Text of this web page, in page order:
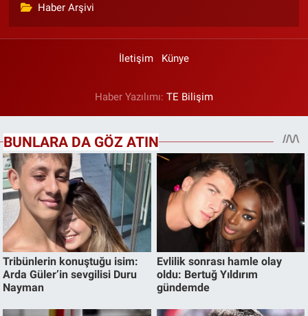
Haber Arşivi
İletişim Künye
Haber Yazılımı: TE Bilişim